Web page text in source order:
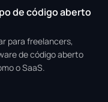
de código aberto
para freelancers,
de código aberto
o SaaS.